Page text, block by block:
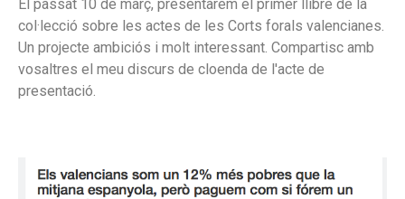
El passat 10 de març, presentàrem el primer llibre de la
col·lecció sobre les actes de les Corts forals valencianes.
Un projecte ambiciós i molt interessant. Compartisc amb
vosaltres el meu discurs de cloenda de l'acte de
presentació.